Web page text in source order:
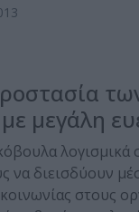
μεγάλη
λογισμικά
να διεισδύουν
στους